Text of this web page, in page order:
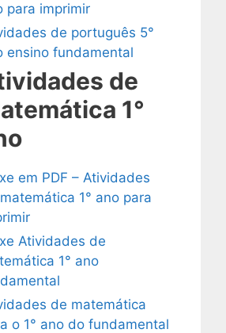
para imprimir
de português 5°
ensino fundamental
de
1°
em PDF – Atividades
1° ano para
Atividades de
1° ano
de matemática
o 1° ano do fundamental